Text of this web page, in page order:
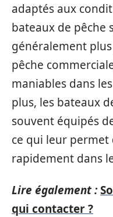
adaptés aux
bateaux de pêche
généralement
pêche
maniables dans
plus, les bateaux
souvent équipés
ce qui leur permet
rapidement dans
Lire également :
qui contacter ?